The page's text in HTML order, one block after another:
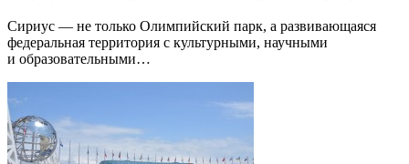
Сириус — не только Олимпийский парк, а развивающаяся
федеральная территория с культурными, научными
и образовательными…